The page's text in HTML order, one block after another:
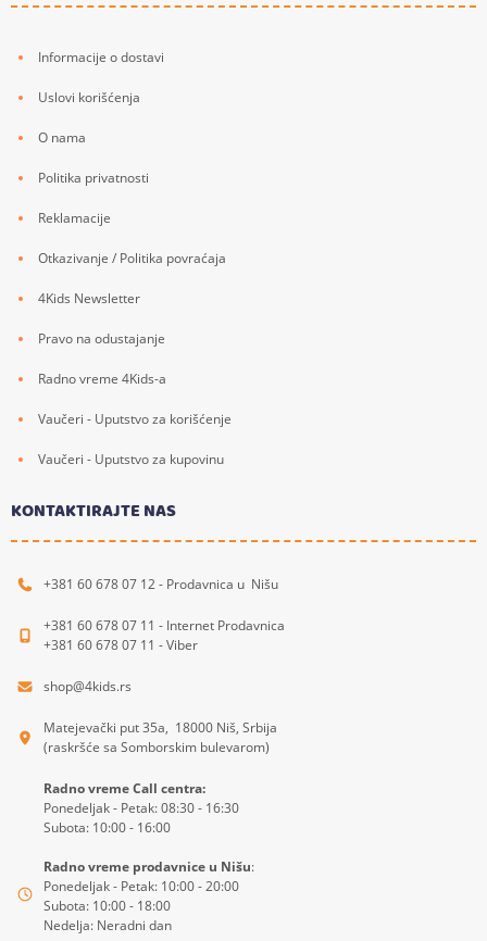
Informacije o dostavi
Uslovi korišćenja
O nama
Politika privatnosti
Reklamacije
Otkazivanje / Politika povraćaja
4Kids Newsletter
Pravo na odustajanje
Radno vreme 4Kids-a
Vaučeri - Uputstvo za korišćenje
Vaučeri - Uputstvo za kupovinu
KONTAKTIRAJTE NAS
+381 60 678 07 12 - Prodavnica u Nišu
+381 60 678 07 11 - Internet Prodavnica
+381 60 678 07 11 - Viber
shop@4kids.rs
Matejevački put 35a, 18000 Niš, Srbija
(raskršće sa Somborskim bulevarom)
Radno vreme Call centra:
Ponedeljak - Petak: 08:30 - 16:30
Subota: 10:00 - 16:00
Radno vreme prodavnice u Nišu:
Ponedeljak - Petak: 10:00 - 20:00
Subota: 10:00 - 18:00
Nedelja: Neradni dan